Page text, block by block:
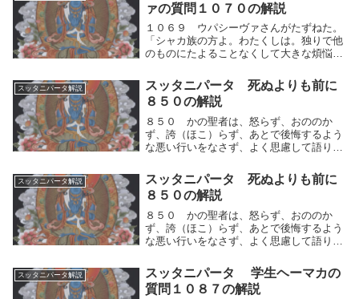
ァの質問１０７０の解説
１０６９ ウパシーヴァさんがたずねた。
「シャカ族の方よ。わたくしは。独りで他
のものにたよることなくして大きな煩悩の
たよってこの激流をわたり得る〈よりどこ
ろ〉をお説きください。あまねく見る方
よ。」１０７０...
スッタニパータ解説
スッタニパータ 死ぬよりも前に
８５０の解説
８５０ かの聖者は、怒らず、おののか
ず、誇（ほこ）らず、あとで後悔するよう
な悪い行いをなさず、よく思慮して語り、
つ）しむ。かの聖者は、自らの人間的思考
の運動（快⇔不快）を制し、怒らず、おの
のかず、誇（ほこ...
スッタニパータ解説
スッタニパータ 死ぬよりも前に
８５０の解説
８５０ かの聖者は、怒らず、おののか
ず、誇（ほこ）らず、あとで後悔するよう
な悪い行いをなさず、よく思慮して語り、
つ）しむ。かの聖者は、自らの人間的思考
の運動（快⇔不快）を制し、何ものをも掴
むことがないので...
スッタニパータ解説
スッタニパータ 学生ヘーマカの
質問１０８７の解説